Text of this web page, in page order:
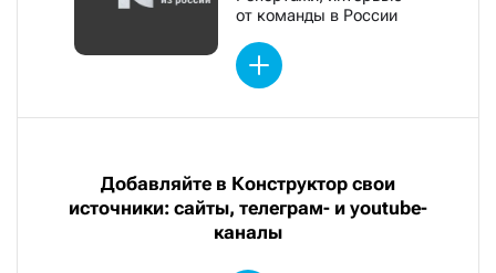
от команды в России
Добавляйте в Конструктор свои
источники: сайты, телеграм- и youtube-
каналы